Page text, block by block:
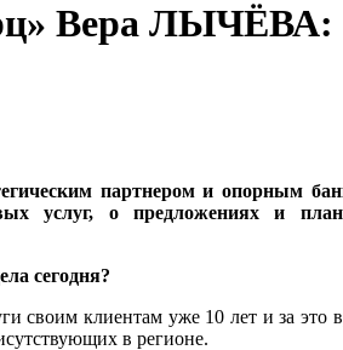
Вера ЛЫЧЁВА:
партнером и опорным
услуг, о предложениях и
сегодня?
своим клиентам уже 10 лет и за
в регионе.